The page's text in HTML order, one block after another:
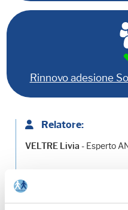
Rinnovo adesione
Relatore:
VELTRE Livia - Esperto
Allegati: